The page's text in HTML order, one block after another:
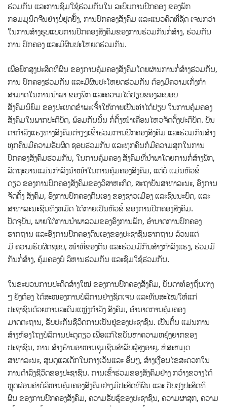
ຮ່ວມກັນ ແລະການຊົມໃຊ້ຮ່ວມກັນໃນ ລະບົບການປົກຄອງ ຂອງພັກ
ກອມມູນິດຈີນຢ່າງບໍ່ຢຸດຢັ້ງ, ການປົກຄອງສັງຄົມ ແລະແນວຄິດທີ່ຊັດ ເຈນກວ່າ
ໃນການສ້າງຮູບແບບການປົກຄອງສັງຄົມຂອງການຮ່ວມກັນກໍ່ສ້າງ, ຮ່ວມກັນ
ການ ປົກຄອງ ແລະມີຜົນປະໂຫຍດຮ່ວມກັນ.
ເພື່ອຍົກສູງປະສິດທິຜົນ ຂອງການຄຸ້ມຄອງສັງຄົມໂດຍຜ່ານການກໍ່ສ້າງຮ່ວມກັນ,
ການ ປົກຄອງຮ່ວມກັນ ແລະມີຜົນປະໂຫຍດຮ່ວມກັນ ຕ້ອງມີຄວາມເກັ່ງກ້າ
ສາມາດໃນການນໍາພາ ຂອງພັກ ແລະຄວາມໄດ້ປຽບຂອງລະບອບ
ສັງຄົມນິຍົມ ຂອງປະເທດຂ້າພະເຈົ້າໃຫ້ກາຍເປັນທ່າໄດ້ປຽບ ໃນການຄຸ້ມຄອງ
ສັງຄົມໃນພາກປະຕິບັດ, ພ້ອມກັນນັ້ນ ກໍ່ຕັ້ງໜ້າເຄື່ອນໄຫວຈັດຕັ້ງປະຕິບັດ. ບັນ
ດາກໍາລັງແຮງທາງສັງຄົມຕ່າງໆເຂົ້າຮ່ວມການປົກຄອງສັງຄົມ ແລະຮ່ວມກັນສ້າງ
ທຸກຄົນມີຄວາມຮັບຜິດ ຊອບຮ່ວມກັນ ແລະທຸກຄົນກໍມີຄວາມສຸກໃນການ
ປົກຄອງສັງຄົມຮ່ວມກັນ, ໃນການຄຸ້ມຄອງ ສັງຄົມທີ່ນໍາພາໂດຍການກໍ່ສ້າງພັກ,
ລັດຖະບານແມ່ນກຳລັງນໍາໜ້າໃນການຄຸ້ມຄອງສັງຄົມ, ແຕ່ບໍ່ ແມ່ນຫົວຂໍ້
ດຽວ ຂອງການປົກຄອງສັງຄົມຂອງວິສາຫະກິດ, ສະຖາບັນສາທາລະນະ, ອົງການ
ຈັດຕັ້ງ ສັງຄົມ, ອົງການປົກຄອງຕົນເອງ ຂອງຊາວເມືອງ ແລະຊົນນະບົດ, ແລະ
ສາທາລະນະຊົນທັງຫມົດ ໄດ້ກາຍເປັນຫົວຂໍ້ ຂອງການປົກຄອງສັງຄົມ.
ປັດຈຸບັນ, ພາຍໃຕ້ການນໍາພາລວມຂອງອົງການພັກ, ອໍານາດການປົກຄອງ
ຮາກຖານ ແລະອົງການປົກຄອງຕົນເອງຂອງປະຊາຊົນຮາກຖານ ລ້ວນແຕ່
ມີ ຄວາມຮັບຜິດຊອບ, ໜ້າທີ່ຂອງຕົນ ແລະຮ່ວມມືກັນສ້າງກໍາລັງແຮງ, ຮ່ວມມື
ກັນກໍ່ສ້າງ, ຄຸ້ມຄອງບໍ ລິຫານຮ່ວມກັນ ແລະຊົມໃຊ້ຮ່ວມກັນ.
ໃນຂະບວນການປະດິດສ້າງໃໝ່ ຂອງການປົກຄອງສັງຄົມ, ບັນດາທ້ອງຖິ່ນຕ່າງ
ໆ ຍັງຕ້ອງ ໄດ້ສະໜອງການບໍລິການຢ່າງຊັດເຈນ ແລະທັນສະໄໝໃຫ້ແກ່
ປະຊາຊົນດ້ວຍການລະດົມແຫຼ່ງກຳລັງ ສັງຄົມ, ອໍານາດການຄຸ້ມຄອງ
ມາດຕະຖານ, ຮັບປະກັນຊີວິດການເປັນຢູ່ຂອງປະຊາຊົນ. ເປັນຕົ້ນ ແມ່ນການ
ສ້າງຫ້ອງໂຖງບໍລິການປະຕູດຽວ ເພື່ອແກ້ໄຂບັນຫາຄວາມຫຍຸ້ງຍາກຂອງ
ປະຊາຊົນ, ການ ສ້າງຮ້ານອາຫານຊຸມຊົນສໍາລັບຜູ້ສູງອາຍຸ, ຫໍສະຫມຸດ
ສາທາລະນະ, ສູນດູແລເດັກໃນກາງເວັນແລະ ອື່ນໆ, ສ້າງເງື່ອນໄຂສະດວກໃນ
ການດໍາລົງຊີວິດຂອງປະຊາຊົນ. ການເຂົ້າຮ່ວມຂອງສັງຄົມຢ່າງ ກວ້າງຂວາງໄດ້
ຫຼຸດຜ່ອນຄ່າບໍລິຫານຄຸ້ມຄອງສັງຄົມຢ່າງມີປະສິດທິຜົນ ແລະ ປັບປຸງປະສິດທິ
ຜົນ ຂອງການປົກຄອງສັງຄົມ, ຄວາມຮັບຮູ້ຂອງປະຊາຊົນ, ຄວາມຜາສຸກ, ຄວາມ